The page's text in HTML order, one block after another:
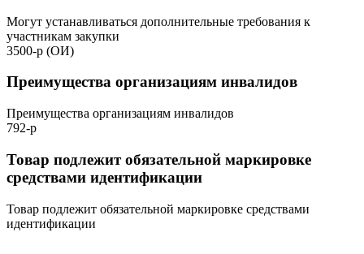
Могут устанавливаться дополнительные требования к
участникам закупки
3500-р (ОИ)
Преимущества организациям инвалидов
Преимущества организациям инвалидов
792-р
Товар подлежит обязательной маркировке
средствами идентификации
Товар подлежит обязательной маркировке средствами
идентификации